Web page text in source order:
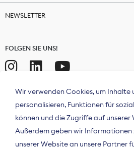
NEWSLETTER
FOLGEN SIE UNS!
Wir verwenden Cookies, um Inhalte
personalisieren, Funktionen für
können und die Zugriffe auf unserer
Außerdem geben wir Informationen
unserer Website an unsere Partner